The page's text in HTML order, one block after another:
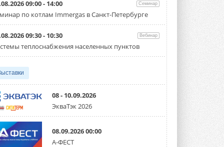
Президент Омского землячества в
Москве Михаил Тимошенко посетил
Омск с трёхдневным рабочим визитом ...
Carrier модернизирует
флагманский чиллер AquaEdge
работающую на хладагенте R1234ze ...
Mitsubishi расширяет
направление систем
Mitsubishi Electric создаёт в США новую
компанию MEHITS US Inc. ...
09:00 - 14:00 Семинар
по котлам Immergas в Санкт-Петербурге
09:30 - 10:30 Вебинар
теплоснабжения населенных пунктов
08 - 10.09.2026
ЭкваТэк 2026
08.09.2026 00:00
А-ФЕСТ